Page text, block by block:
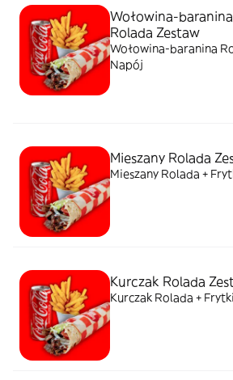
Wołowina-baranina
Rolada Zestaw
Wołowina-baranina
Napój
Mieszany Rolada
Mieszany Rolada +
Kurczak Rolada
Kurczak Rolada +